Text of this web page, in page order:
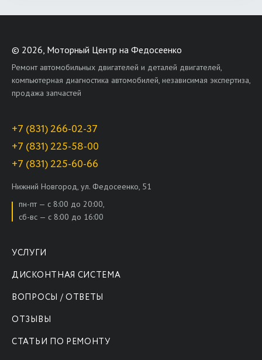
© 2026, Моторный Центр на Федосеенко
Ремонт автомобильных двигателей и деталей двигателей,
компьютерная диагностика автомобилей, независимая экспертиза,
продажа запчастей
+7 (831) 266-02-37
+7 (831) 225-58-00
+7 (831) 225-60-66
Нижний Новгород, ул. Федосеенко, 51
пн-пт — с 8:00 до 20:00,
сб-вс — с 8:00 до 16:00
УСЛУГИ
ДИСКОНТНАЯ СИСТЕМА
ВОПРОСЫ / ОТВЕТЫ
ОТЗЫВЫ
СТАТЬИ ПО РЕМОНТУ